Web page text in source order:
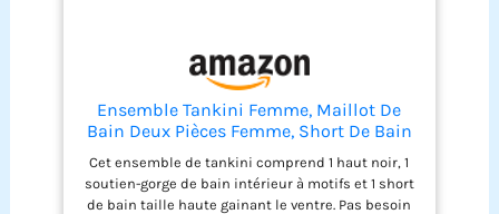
Ensemble Tankini Femme, Maillot De
Bain Deux Pièces Femme, Short De Bain
Taille Haute Gainant Le Ventre, Maillot
De Bain Dos Nu (FR/ES, Alpha/Lettres,
TTG, Taille Normale, Taille Normale)
Cet ensemble de tankini comprend 1 haut noir, 1
soutien-gorge de bain intérieur à motifs et 1 short
de bain taille haute gainant le ventre. Pas besoin